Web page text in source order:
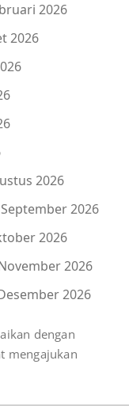
2026
2026
2026
2026
2026
2026
2026
dengan
mengajukan